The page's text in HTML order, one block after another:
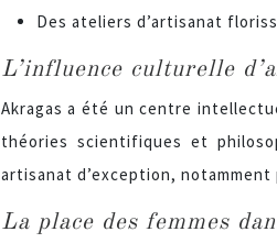
Des ateliers d’artisanat
L’influence culturelle
Akragas a été un centre
théories scientifiques et
artisanat d’exception,
La place des femmes